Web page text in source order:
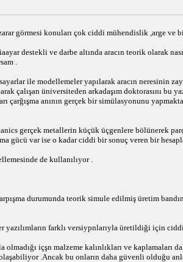
görmesi konuları çok ciddi mühendislik ,arge ve
destekli ve darbe altında aracın teorik olarak
.
ile modellemeler yapılarak aracın neresinin
çalışan üniversiteden arkadaşım doktorasını bu
çarğışma anının gerçek bir simülasyonunu
gerçek metallerin küçük üçgenlere bölünerek
gücü var ise o kadar ciddi bir sonuç veren bir
de kullanılıyor .
durumunda teorik simule edilmiş üretim
yazılımların farklı versiypnlarıyla üretildiği için
olmadığı içşn malzeme kalınlıkları ve
.Ancak bu onların daha güvenli olduğu